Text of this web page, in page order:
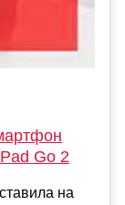
Go 2
на